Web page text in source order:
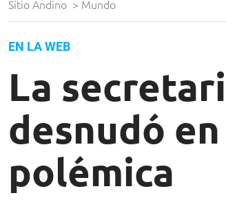
Sitio Andino > Mundo
EN LA WEB
La
desnudó
polémica